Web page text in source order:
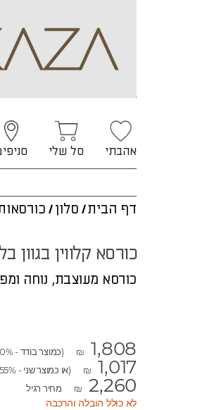
אהבתי סל שלי
דף הבית/ סלון /
כורסא קלווין בגוון
כורסא מעוצבת, נוחה
₪ 1,808 (כמוצר בודד - 20% הנחה)
₪ 1,017 (או כמוצר שני - 55% הנחה)
₪ 2,260 מחיר רגיל
לא כולל הובלה והרכבה